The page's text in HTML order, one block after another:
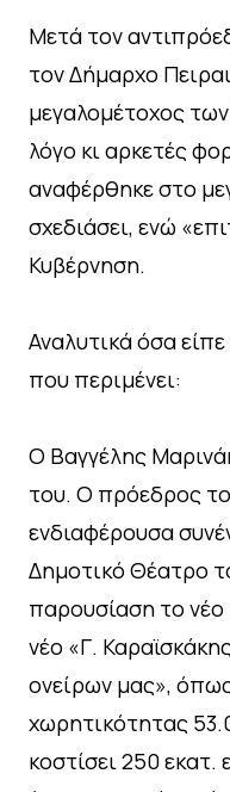
Μετά τον
τον Δήμαρχο
μεγαλομέτοχος
λόγο κι αρκετές
αναφέρθηκε στο
σχεδιάσει, ενώ
Κυβέρνηση.
Αναλυτικά όσα
που περιμένει:
Ο Βαγγέλης
του. Ο πρόεδρος
ενδιαφέρουσα
Δημοτικό Θέατρο
παρουσίαση το
νέο «Γ.
ονείρων μας»,
χωρητικότητας
κοστίσει 250 εκατ.